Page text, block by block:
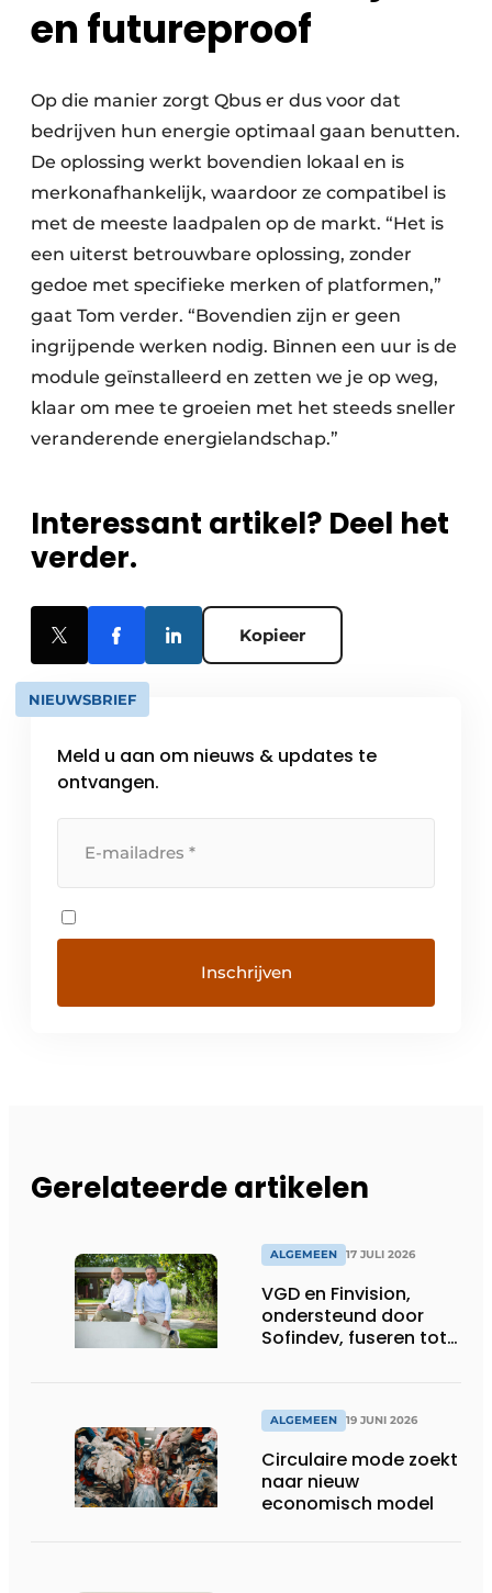
en futureproof
Op die manier zorgt Qbus er dus voor dat
bedrijven hun energie optimaal gaan benutten.
De oplossing werkt bovendien lokaal en is
merkonafhankelijk, waardoor ze compatibel is
met de meeste laadpalen op de markt. “Het is
een uiterst betrouwbare oplossing, zonder
gedoe met specifieke merken of platformen,”
gaat Tom verder. “Bovendien zijn er geen
ingrijpende werken nodig. Binnen een uur is de
module geïnstalleerd en zetten we je op weg,
klaar om mee te groeien met het steeds sneller
veranderende energielandschap.”
Interessant artikel? Deel het
verder.
Kopieer
NIEUWSBRIEF
Meld u aan om nieuws & updates te
ontvangen.
Gerelateerde artikelen
ALGEMEEN 17 JULI 2026
VGD en Finvision,
ondersteund door
Sofindev, fuseren tot
en advieskantoor
ALGEMEEN 19 JUNI 2026
Circulaire mode zoekt
naar nieuw
economisch model